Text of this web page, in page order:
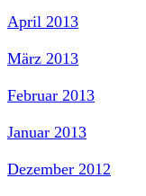
April 2013
März 2013
Februar 2013
Januar 2013
Dezember 2012